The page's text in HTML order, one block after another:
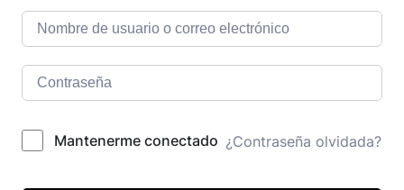
Mantenerme conectado ¿Contraseña olvidada?